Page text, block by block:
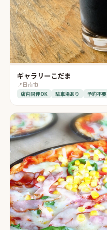
ギャラリーこだま
📍日南市
店内同伴OK 駐車場あり 予約不要